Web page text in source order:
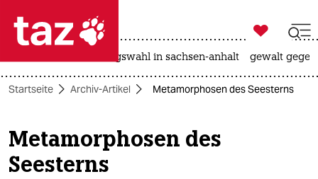
 taz zahl ich
taz zahl ich
themen
politik

taz zahl ich
landtagswahl in sachsen-anhalt gewalt
Startseite Archiv-Artikel Metamorphosen des Seesterns
Metamorphosen des
Seesterns